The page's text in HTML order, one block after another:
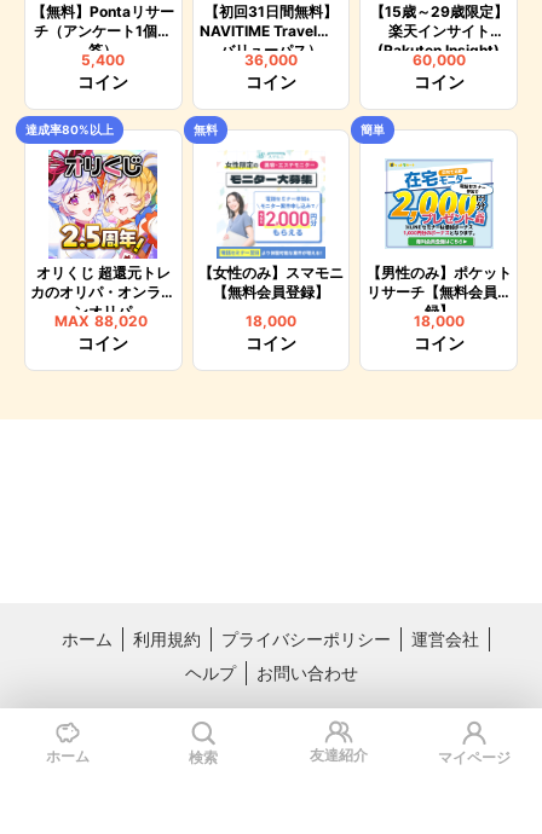
【無料】Pontaリサー
チ（アンケート1個回
答）
5,400
コイン
【初回31日間無料】
NAVITIME Travel（d
バリューパス）
36,000
コイン
【15歳～29歳限定】
楽天インサイト
(Rakuten Insight)
【アンケートに3回回
答】
60,000
コイン
達成率80%以上
オリくじ 超還元トレ
カのオリパ・オンライ
ンオリパ
MAX 88,020
コイン
無料
【女性のみ】スマモニ
【無料会員登録】
18,000
コイン
簡単
【男性のみ】ポケット
リサーチ【無料会員登
録】
18,000
コイン
ホーム 利用規約 プライバシーポリシー
運営会社
ヘルプ
お問い合わせ
料理レシピ動画サービス クラシル
国内最大級のライフスタイル情報サー
ホーム 検索 友達紹介 マイページ